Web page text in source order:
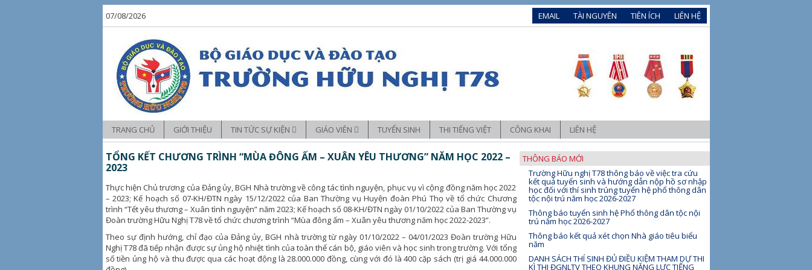
07/08/2026 EMAIL TÀI NGUYÊN TIÊN ÍCH LIÊN HỆ
TRANG CHỦ GIỚI THIỆU
TIN TỨC SỰ KIỆN
Tin tức
Hoạt động đoàn thể
GIÁO VIÊN
Sáng kiến kinh nghiệm
Ứng dụng CNTT trong dạy học
TUYỂN SINH THI TIẾNG VIỆT CÔNG KHAI LIÊN HỆ
TỔNG KẾT CHƯƠNG TRÌNH “MÙA ĐÔNG ẤM – XUÂN YÊU THƯƠNG” NĂM HỌC 2022 –
2023
Thực hiện Chủ trương của Đảng ủy, BGH Nhà trường về công tác tình nguyện, phục vụ vì cộng đồng năm học 2022
– 2023; Kế hoạch số 07-KH/ĐTN ngày 15/12/2022 của Ban Thường vụ Huyện đoàn Phú Thọ về tổ chức Chương
trình “Tết yêu thương – Xuân tình nguyện” năm 2023; Kế hoạch số 08-KH/ĐTN ngày 01/10/2022 của Ban Thường vụ
Đoàn trường Hữu Nghị T78 về tổ chức chương trình “Mùa đông ấm – Xuân yêu thương năm học 2022-2023”.
Theo sự định hướng, chỉ đạo của Đảng ủy, BGH nhà trường từ ngày 01/10/2022 – 04/01/2023 Đoàn trường Hữu
Nghị T78 đã tiếp nhận được sự ủng hộ nhiệt tình của toàn thể cán bộ, giáo viên và học sinh trong trường. Với tổng
số tiền ủng hộ và thu được qua các hoạt động là 28.000.000 đồng, cùng với đó là 400 cặp sách (trị giá 44.000.000
THÔNG BÁO MỚI
Trường Hữu nghị T78 thông báo về việc tra cứu
kết quả tuyển sinh và hướng dẫn nộp hồ sơ nhập
học đối với thí sinh trúng tuyển hệ phổ thông dân
tộc nội trú năm học 2026-2027
Thông báo tuyển sinh hệ Phổ thông dân tộc nội
trú năm học 2026-2027
Thông báo kết quả xét chọn Nhà giáo tiêu biểu
năm
DANH SÁCH THÍ SINH ĐỦ ĐIỀU KIỆM THAM DỰ THI
KÌ THI ĐGNLTV THEO KHUNG NĂNG LỰC TIẾNG